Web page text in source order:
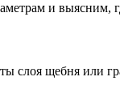
и выясним,
щебня или